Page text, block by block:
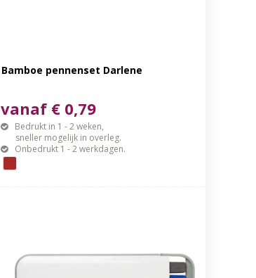
Bamboe pennenset Darlene
vanaf € 0,79
Bedrukt in 1 - 2 weken,
sneller mogelijk in overleg.
Onbedrukt 1 - 2 werkdagen.